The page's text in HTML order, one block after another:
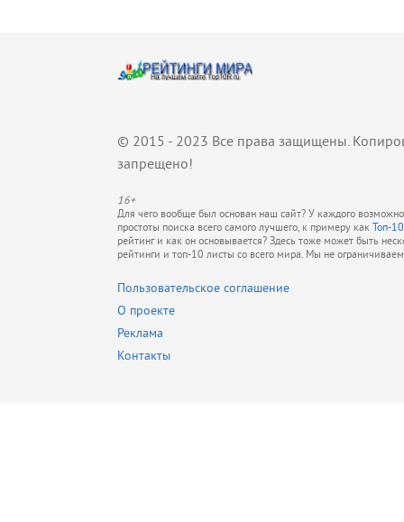
© 2015 - 2023 Все права защищены.
запрещено!
16+
Для чего вообще был основан наш сайт? У каждого
простоты поиска всего самого лучшего, к примеру как Топ-
рейтинг и как он основывается? Здесь тоже может быть
рейтинги и топ-10 листы со всего мира. Мы не
Пользовательское соглашение
О проекте
Реклама
Контакты